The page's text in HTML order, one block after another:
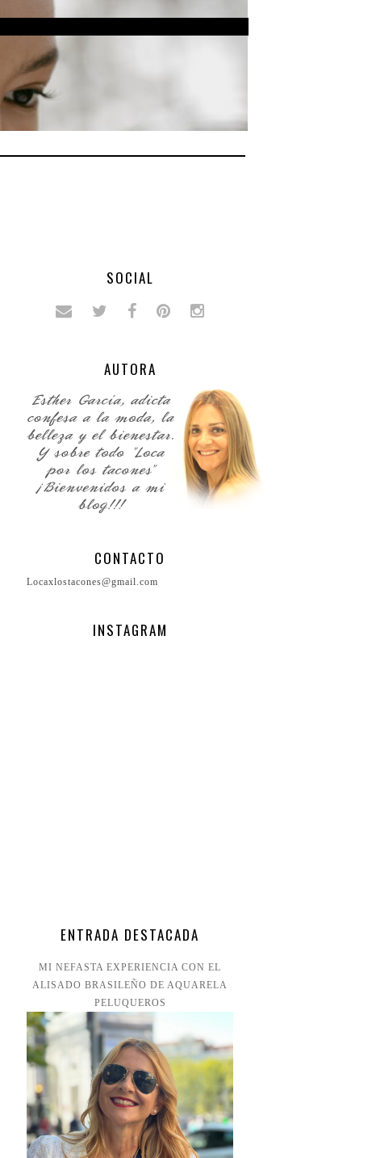
SOCIAL
AUTORA
CONTACTO
Locaxlostacones@gmail.com
INSTAGRAM
ENTRADA DESTACADA
MI NEFASTA EXPERIENCIA CON EL
ALISADO BRASILEÑO DE AQUARELA
PELUQUEROS